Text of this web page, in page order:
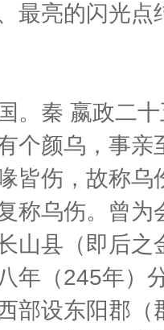
最亮的闪光点
秦 嬴政二十
个颜乌，事
皆伤，故称
乌伤。曾为
山县（即后之
（245年）分
部设东阳郡